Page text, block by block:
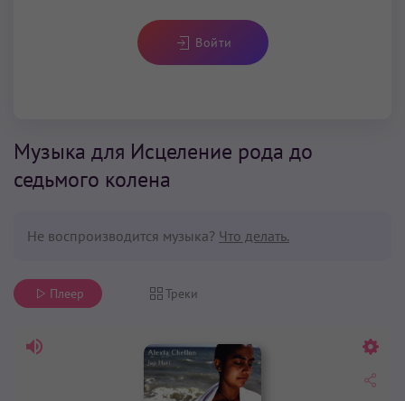
Войти
Музыка для Исцеление рода до
седьмого колена
Не воспроизводится музыка? Что делать.
Плеер Треки